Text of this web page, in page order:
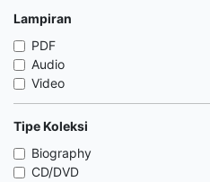
Lampiran
PDF
Audio
Video
Tipe Koleksi
Biography
CD/DVD